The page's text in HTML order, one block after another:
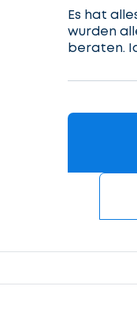
Es hat
wurden
beraten.